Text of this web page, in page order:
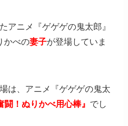
アニメ『ゲゲゲの鬼太郎』
かべの妻子が登場していま
は、アニメ『ゲゲゲの鬼太
闘！ぬりかべ用心棒』 でし